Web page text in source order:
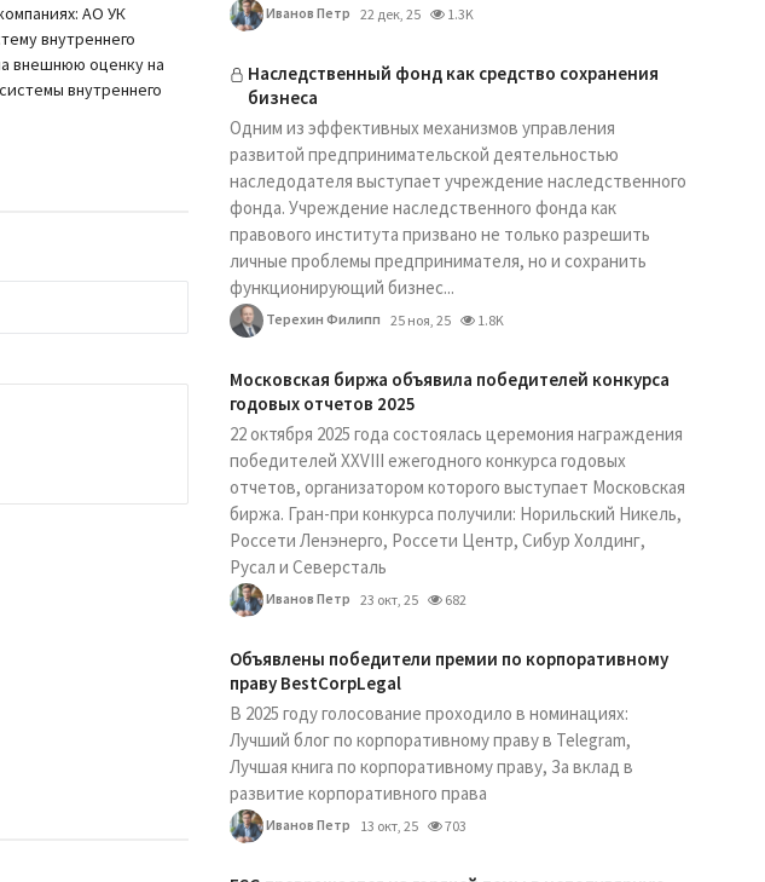
АО УК
внутреннего
внешнюю оценку на
внутреннего
Иванов Петр 22 дек, 25 1.3K
Наследственный фонд как средство сохранения
бизнеса
Одним из эффективных механизмов управления
развитой предпринимательской деятельностью
наследодателя выступает учреждение наследственного
фонда. Учреждение наследственного фонда как
правового института призвано не только разрешить
личные проблемы предпринимателя, но и сохранить
функционирующий бизнес...
Терехин Филипп 25 ноя, 25 1.8K
Московская биржа объявила победителей конкурса
годовых отчетов 2025
22 октября 2025 года состоялась церемония награждения
победителей XXVIII ежегодного конкурса годовых
отчетов, организатором которого выступает Московская
биржа. Гран-при конкурса получили: Норильский Никель,
Россети Ленэнерго, Россети Центр, Сибур Холдинг,
Русал и Северсталь
Иванов Петр 23 окт, 25 682
Объявлены победители премии по корпоративному
праву BestCorpLegal
В 2025 году голосование проходило в номинациях:
Лучший блог по корпоративному праву в Telegram,
Лучшая книга по корпоративному праву, За вклад в
развитие корпоративного права
Иванов Петр 13 окт, 25 703